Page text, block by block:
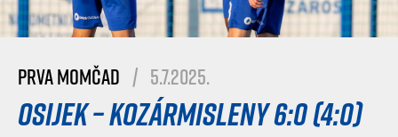
Prva momčad | 5.7.2025.
Osijek – Kozármisleny 6:0 (4:0)